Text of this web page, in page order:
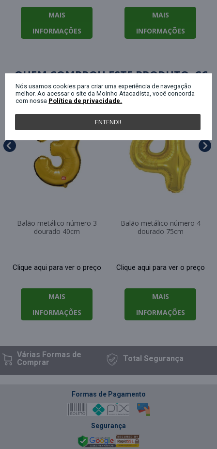
MAIS
INFORMAÇÕES
MAIS
INFORMAÇÕES
QUEM COMPROU ESTE PRODUTO,
Balão metálico número 3
dourado 40cm
Clique aqui para ver o preço
MAIS
INFORMAÇÕES
Balão metálico número 4
dourado 75cm
Clique aqui para ver o preço
MAIS
INFORMAÇÕES
Várias Formasde
Comprar
TotalSegurança
Nós usamos cookies para criar uma experiência de navegação
melhor. Ao acessar o site da Moinho Atacadista, você concorda
com nossa Política de privacidade.
ENTENDI!
Formas de Pagamento
Segurança